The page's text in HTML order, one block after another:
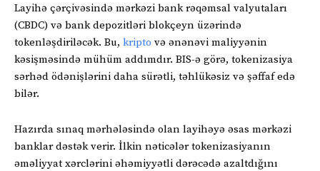
Layihə çərçivəsində mərkəzi bank rəqəmsal valyutaları
(CBDC) və bank depozitləri blokçeyn üzərində
tokenləşdiriləcək. Bu, kripto və ənənəvi maliyyənin
kəsişməsində mühüm addımdır. BIS-ə görə, tokenizasiya
sərhəd ödənişlərini daha sürətli, təhlükəsiz və şəffaf edə
bilər.
Hazırda sınaq mərhələsində olan layihəyə əsas mərkəzi
banklar dəstək verir. İlkin nəticələr tokenizasiyanın
əməliyyat xərclərini əhəmiyyətli dərəcədə azaltdığını